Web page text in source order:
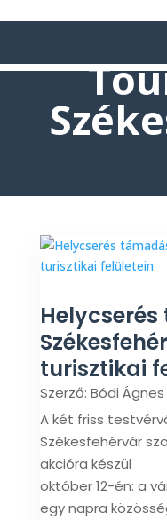
turisztikai
Szerző: Bódi Ágnes
A két friss
Székesfehérvár
akcióra készül
október 12-én: a
egy napra